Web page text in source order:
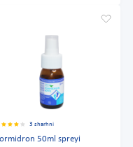
3 sharhni
50ml spreyi